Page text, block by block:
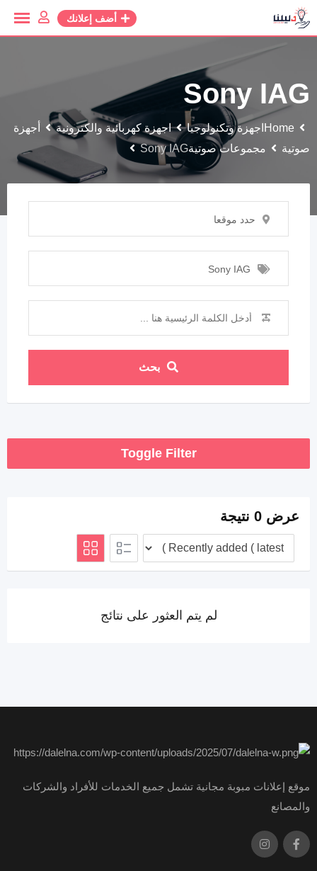
أضف إعلانك
Sony IAG
Home اجهزة وتكنولوجيا اجهزة كهربائية والكترونية
أجهزة
صوتية
مجموعات صوتيةSony IAG
حدد موقعا
Sony IAG
بحث
Toggle Filter
عرض 0 نتيجة
لم يتم العثور على نتائج
موقع إعلانات مبوبة مجانية تشمل جميع الخدمات للأفراد والشركات
والمصانع